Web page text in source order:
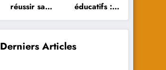
réussir sa
réorientation
scolaire :
conseils et
éducatifs :
Comment les
élèves
peuvent-ils y
Derniers Articles